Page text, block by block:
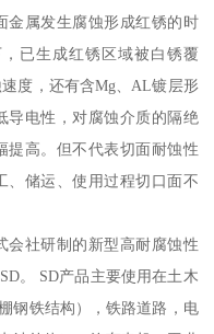
金属发生腐蚀形成红锈的时
已生成红锈区域被白锈覆
度，还有含Mg、AL镀层形
导电性，对腐蚀介质的隔绝
提高。但不代表切面耐蚀性
、储运、使用过程切口面不
会社研制的新型高耐腐蚀性
。 SD产品主要使用在土木
钢铁结构），铁路道路，电